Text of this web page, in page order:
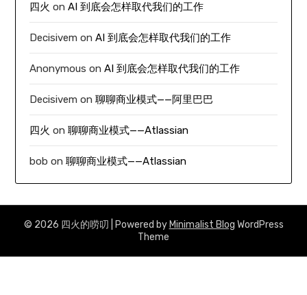
四火 onAI 到底会怎样取代我们的工作
Decisivem onAI 到底会怎样取代我们的工作
Anonymous onAI 到底会怎样取代我们的工作
Decisivem on聊聊商业模式——阿里巴巴
四火 on聊聊商业模式——Atlassian
bob on聊聊商业模式——Atlassian
© 2026 四火的唠叨 | Powered by Minimalist Blog WordPress
Theme